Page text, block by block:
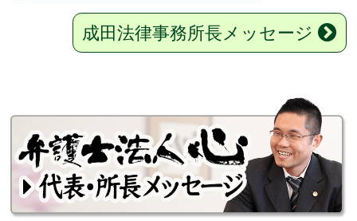
成田法律事務所長メッセージ